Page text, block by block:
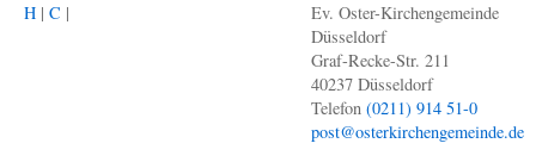
H | C |
Ev. Oster-Kirchengemeinde
Düsseldorf
Graf-Recke-Str. 211
40237 Düsseldorf
Telefon (0211) 914 51-0
post@osterkirchengemeinde.de